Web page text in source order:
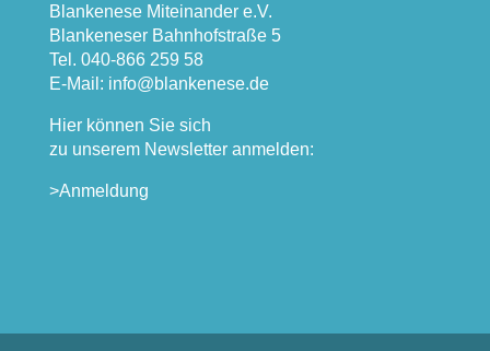
Blankenese Miteinander e.V.
Blankeneser Bahnhofstraße 5
Tel. 040-866 259 58
E-Mail: info@blankenese.de
Hier können Sie sich
zu unserem Newsletter anmelden:
>Anmeldung